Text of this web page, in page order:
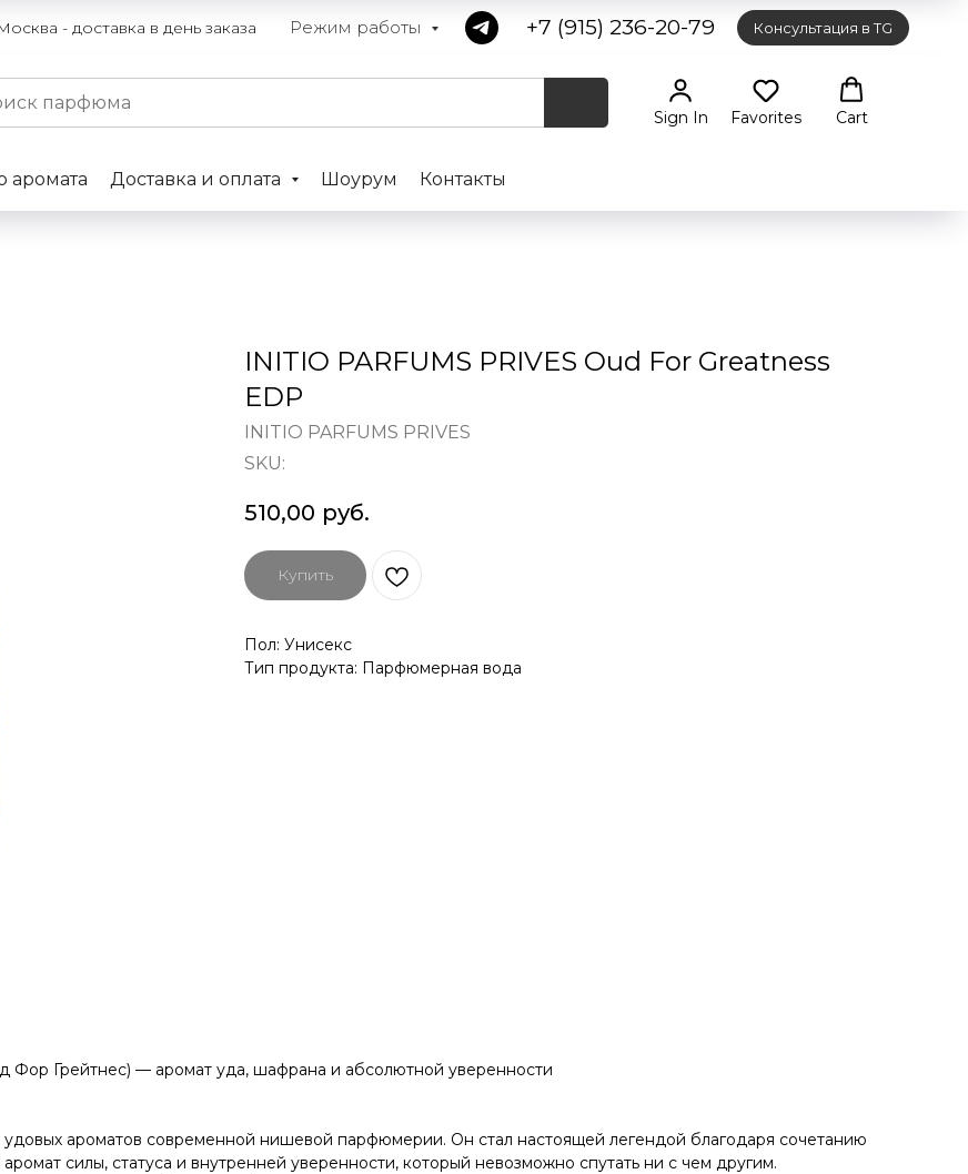
- доставка в день заказа Режим работы +7 (915) 236-20-79 Консультация в TG
Sign In Favorites Cart
аромата Доставка и оплата Шоурум Контакты
INITIO PARFUMS PRIVES Oud For Greatness
EDP
INITIO PARFUMS PRIVES
SKU:
510,00 руб.
Купить
Пол: Унисекс
Тип продукта: Парфюмерная вода
Фор Грейтнес) — аромат уда, шафрана и абсолютной уверенности
ароматов современной нишевой парфюмерии. Он стал настоящей легендой благодаря сочетанию
силы, статуса и внутренней уверенности, который невозможно спутать ни с чем другим.